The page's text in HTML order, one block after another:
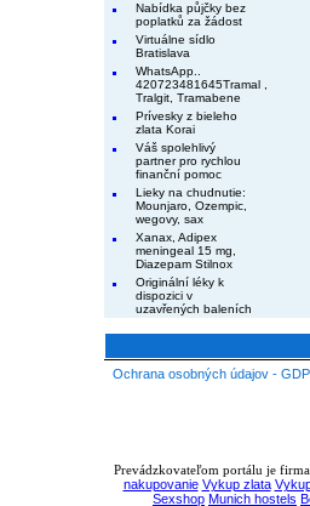
Nabídka půjčky bez
poplatků za žádost
Virtuálne sídlo
Bratislava
WhatsApp..
420723481645Tramal ,
Tralgit, Tramabene
Prívesky z bieleho
zlata Korai
Váš spolehlivý
partner pro rychlou
finanční pomoc
Lieky na chudnutie:
Mounjaro, Ozempic,
wegovy, sax
Xanax, Adipex
meningeal 15 mg,
Diazepam Stilnox
Originální léky k
dispozici v
uzavřených baleních
Ochrana osobných údajov -
Prevádzkovateľom portálu je
nakupovanie Vykup zlata
Sexshop Munich hostels